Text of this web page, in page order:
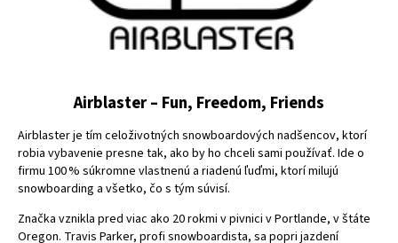
Airblaster – Fun, Freedom, Friends
Airblaster je tím celoživotných snowboardových nadšencov, ktorí
robia vybavenie presne tak, ako by ho chceli sami používať. Ide o
firmu 100 % súkromne vlastnenú a riadenú ľuďmi, ktorí milujú
snowboarding a všetko, čo s tým súvisí.
Značka vznikla pred viac ako 20 rokmi v pivnici v Portlande, v štáte
Oregon. Travis Parker, profi snowboardista, sa popri jazdení